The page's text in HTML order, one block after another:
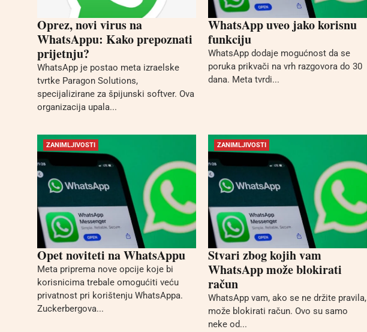
Oprez, novi virus na
WhatsAppu: Kako prepoznati
prijetnju?
WhatsApp je postao meta izraelske
tvrtke Paragon Solutions,
specijalizirane za špijunski softver. Ova
organizacija upala...
WhatsApp uveo jako korisnu
funkciju
WhatsApp dodaje mogućnost da se
poruka prikvači na vrh razgovora do 30
dana. Meta tvrdi...
ZANIMLJIVOSTI
Opet noviteti na WhatsAppu
Meta priprema nove opcije koje bi
korisnicima trebale omogućiti veću
privatnost pri korištenju WhatsAppa.
Zuckerbergova...
ZANIMLJIVOSTI
Stvari zbog kojih vam
WhatsApp može blokirati
račun
WhatsApp vam, ako se ne držite pravila,
može blokirati račun. Ovo su samo
neke od...